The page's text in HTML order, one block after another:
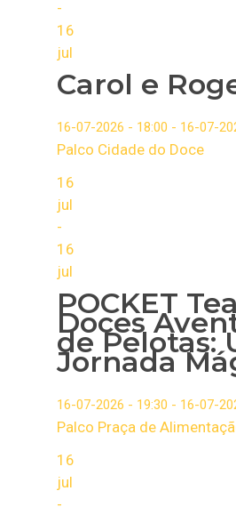
-
16
jul
Carol e
16-07-2026 - 18:00 - 16-07-
Palco Cidade do Doce
16
jul
-
16
jul
POCKET
Doces
de Pelotas:
Jornada
16-07-2026 - 19:30 - 16-07-
Palco Praça de
16
jul
-